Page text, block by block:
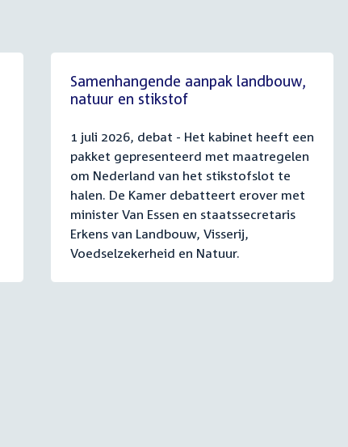
Samenhangende aanpak landbouw,
natuur en stikstof
1 juli 2026, debat - Het kabinet heeft een
pakket gepresenteerd met maatregelen
om Nederland van het stikstofslot te
halen. De Kamer debatteert erover met
minister Van Essen en staatssecretaris
Erkens van Landbouw, Visserij,
Voedselzekerheid en Natuur.